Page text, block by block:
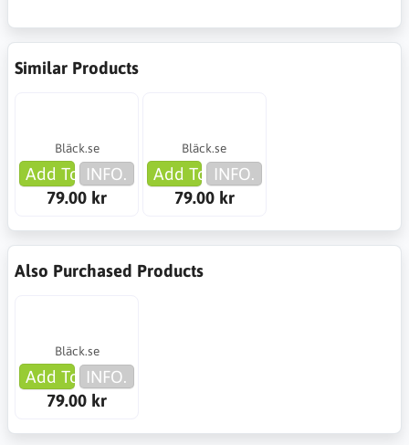
Similar Products
Bläck.se
Add To Cart
INFO.
79.00 kr
Bläck.se
Add To Cart
INFO.
79.00 kr
Also Purchased Products
Bläck.se
Add To Cart
INFO.
79.00 kr